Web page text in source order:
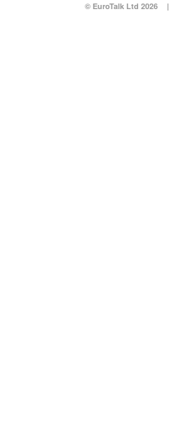
© EuroTalk Ltd 2026 |